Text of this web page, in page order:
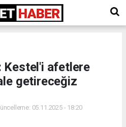
Kestel'i afetlere
getireceğiz
05.11.2025 - 18:20